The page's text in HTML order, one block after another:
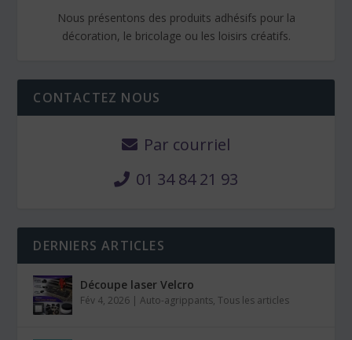
Nous présentons des produits adhésifs pour la
décoration, le bricolage ou les loisirs créatifs.
CONTACTEZ NOUS
Par courriel
01 34 84 21 93
DERNIERS ARTICLES
Découpe laser Velcro
Fév 4, 2026 |Auto-agrippants,Tous les articles